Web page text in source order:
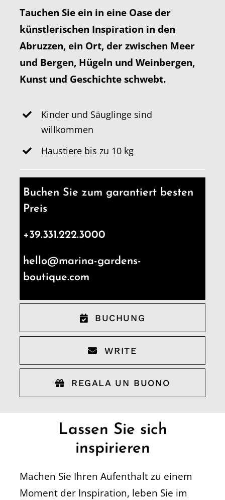
Tauchen Sie ein in eine Oase der
künstlerischen Inspiration in den
Abruzzen, ein Ort, der zwischen Meer
und Bergen, Hügeln und Weinbergen,
Kunst und Geschichte schwebt.
Kinder und Säuglinge sind
willkommen
Haustiere bis zu 10 kg
Buchen Sie zum garantiert besten
Preis
+39.331.222.3000
hello@marina-gardens-
boutique.com
BUCHUNG
WRITE
REGALA UN BUONO
Lassen Sie sich
inspirieren
Machen Sie Ihren Aufenthalt zu einem
Moment der Inspiration, leben Sie im